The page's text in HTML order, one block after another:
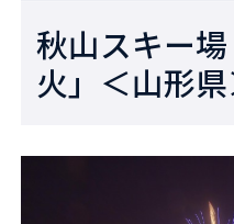
秋山スキー
火」＜山形県